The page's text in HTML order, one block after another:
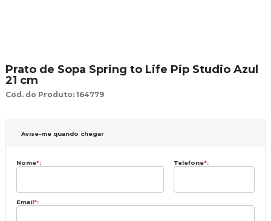
Prato de Sopa Spring to Life Pip Studio Azul
21 cm
Cod. do Produto: 164779
Avise-me quando chegar
Nome*: Telefone*:
Email*: